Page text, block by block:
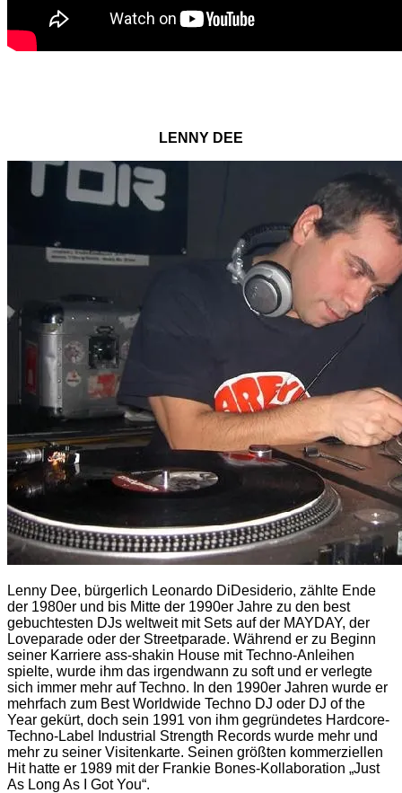
LENNY DEE
Lenny Dee, bürgerlich Leonardo DiDesiderio, zählte Ende
der 1980er und bis Mitte der 1990er Jahre zu den best
gebuchtesten DJs weltweit mit Sets auf der MAYDAY, der
Loveparade oder der Streetparade. Während er zu Beginn
seiner Karriere ass-shakin House mit Techno-Anleihen
spielte, wurde ihm das irgendwann zu soft und er verlegte
sich immer mehr auf Techno. In den 1990er Jahren wurde er
mehrfach zum Best Worldwide Techno DJ oder DJ of the
Year gekürt, doch sein 1991 von ihm gegründetes Hardcore-
Techno-Label Industrial Strength Records wurde mehr und
mehr zu seiner Visitenkarte. Seinen größten kommerziellen
Hit hatte er 1989 mit der Frankie Bones-Kollaboration „Just
As Long As I Got You“.